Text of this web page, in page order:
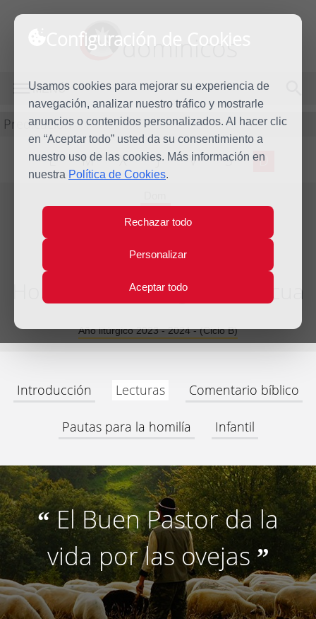
Configuración de Cookies
Usamos cookies para mejorar su experiencia de
navegación, analizar nuestro tráfico y mostrarle
anuncios o contenidos personalizados. Al hacer clic
en “Aceptar todo” usted da su consentimiento a
nuestro uso de las cookies. Más información en
nuestra Política de Cookies.
Rechazar todo
Personalizar
Aceptar todo
dominicos
MENÚ
Predicación
L M X J V S D
21
Abr
Homilía IV Domingo de Pascua
Año litúrgico 2023 - 2024 - (Ciclo B)
Introducción Lecturas Comentario bíblico
Pautas para la homilía Infantil
“El Buen Pastor da la
vida por las ovejas ”